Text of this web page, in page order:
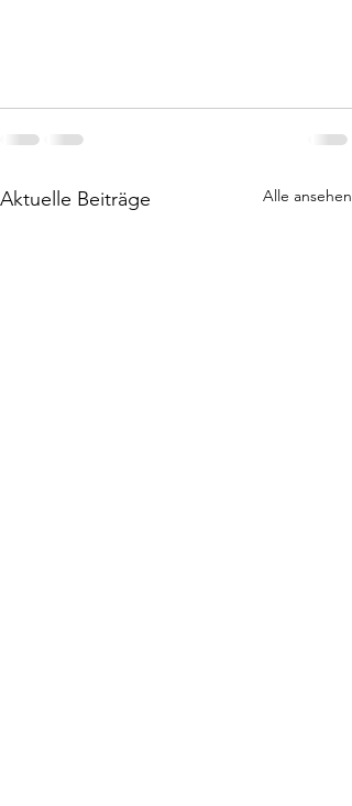
Aktuelle Beiträge Alle ansehen